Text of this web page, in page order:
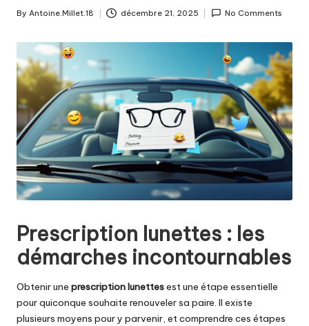
Posted
By Antoine.Millet.18 décembre 21, 2025 No Comments
Prescription lunettes : les
démarches incontournables
Obtenir une prescription lunettesest une étape essentielle
pour quiconque souhaite renouveler sa paire. Il existe
plusieurs moyens pour y parvenir, et comprendre ces étapes